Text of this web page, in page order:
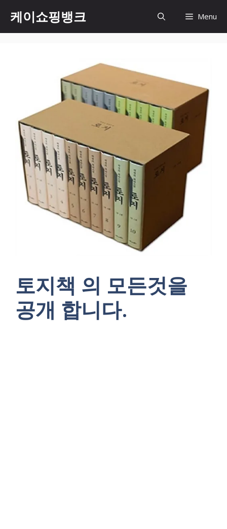
content
케이쇼핑뱅크 Menu
토지책 의 모든것을
공개 합니다.